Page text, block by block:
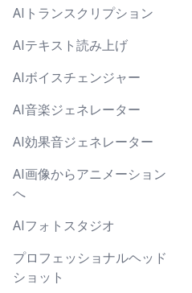
AIトランスクリプション
AIテキスト読み上げ
AIボイスチェンジャー
AI音楽ジェネレーター
AI効果音ジェネレーター
AI画像からアニメーション
へ
AIフォトスタジオ
プロフェッショナルヘッド
ショット